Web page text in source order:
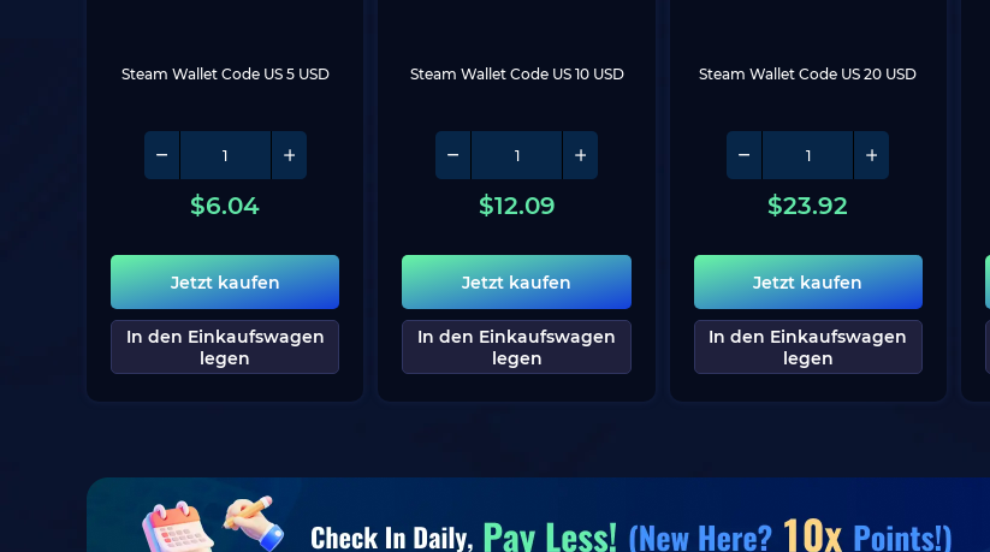
Steam Wallet Code US 5 USD
$6.04
Jetzt kaufen
In den Einkaufswagen
legen
Steam Wallet Code US 10 USD
$12.09
Jetzt kaufen
In den Einkaufswagen
legen
Steam Wallet Code US 20 USD
$23.92
Jetzt kaufen
In den Einkaufswagen
legen